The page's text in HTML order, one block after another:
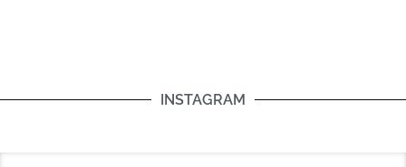
INSTAGRAM